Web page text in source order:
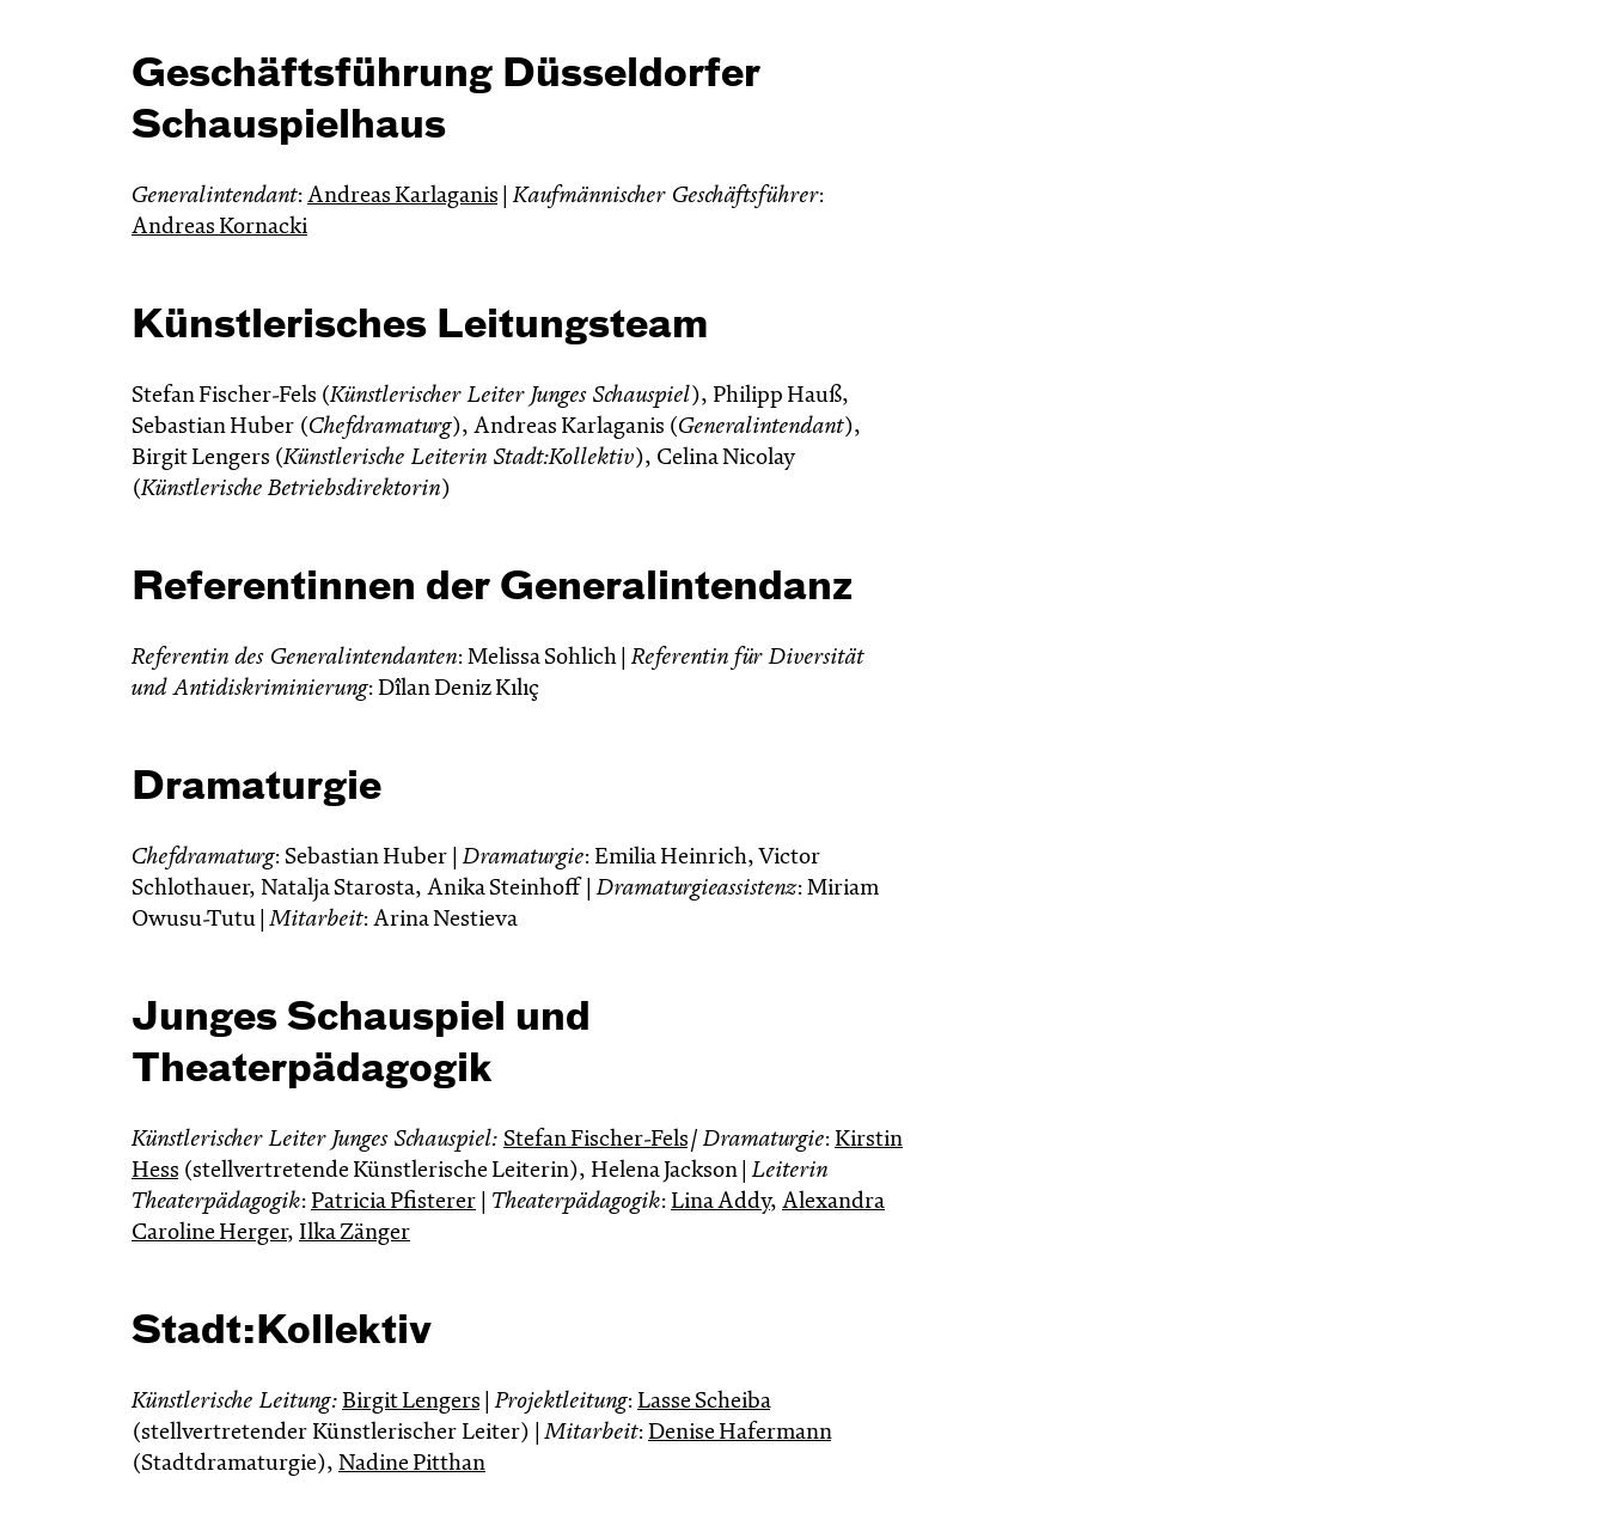
Geschäftsführung Düsseldorfer
Schauspielhaus
Generalintendant: Andreas Karlaganis |Kaufmännischer Geschäftsführer:
Andreas Kornacki
Künstlerisches Leitungsteam
Stefan Fischer-Fels (Künstlerischer Leiter Junges Schauspiel ), Philipp Hauß,
Sebastian Huber (Chefdramaturg), Andreas Karlaganis (Generalintendant),
Birgit Lengers (Künstlerische Leiterin Stadt:Kollektiv), Celina Nicolay
(Künstlerische Betriebsdirektorin)
Referentinnen der Generalintendanz
Referentin des Generalintendanten: Melissa Sohlich |Referentin für Diversität
und Antidiskriminierung: Dîlan Deniz Kılıç
Dramaturgie
Chefdramaturg: Sebastian Huber |Dramaturgie: Emilia Heinrich, Victor
Schlothauer, Natalja Starosta, Anika Steinhoff |Dramaturgieassistenz: Miriam
Owusu-Tutu |Mitarbeit: Arina Nestieva
Junges Schauspiel und
Theaterpädagogik
Künstlerischer Leiter Junges Schauspiel: Stefan Fischer-Fels | Dramaturgie: Kirstin
Hess (stellvertretende Künstlerische Leiterin), Helena Jackson |Leiterin
Theaterpädagogik: Patricia Pfisterer Theaterpädagogik: Lina Addy, Alexandra
Caroline Herger, Ilka Zänger
Stadt:Kollektiv
Künstlerische Leitung: Birgit Lengers |Projektleitung: Lasse Scheiba
(stellvertretender Künstlerischer Leiter) |Mitarbeit: Denise Hafermann
(Stadtdramaturgie), Nadine Pitthan